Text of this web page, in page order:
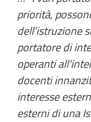
priorità,
dell’istruzione
portatore di
operanti
docenti
interesse
esterni di una